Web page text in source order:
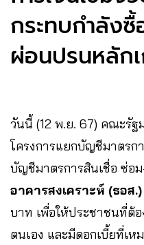
กระทบกำลัง
ผ่อนปรนหลัก
วันนี้ (12 พ.ย. 67) คณะรั
โครงการแยกบัญชีมาตรก
บัญชีมาตรการสินเชื่อ ซ่อ
อาคารสงเคราะห์ (ธอส.)
บาท เพื่อให้ประชาชนที่ต้
ตนเอง และมีดอกเบี้ยที่เ